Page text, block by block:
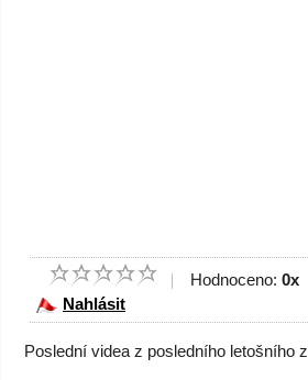
Hodnoceno: 0x
Nahlásit
Poslední videa z posledního letošního